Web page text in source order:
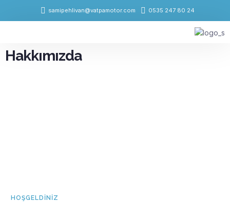
samipehlivan@vatpamotor.com 0535 247 80 24
Hakkımızda
HOŞGELDINIZ